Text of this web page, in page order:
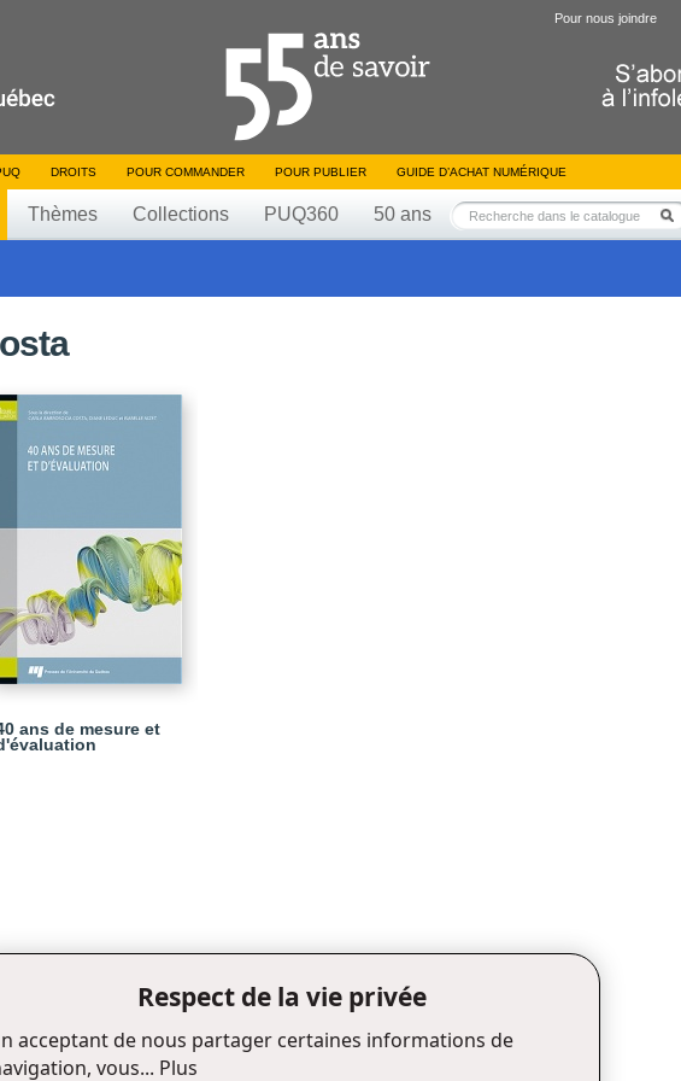
Pour nous joindre
DROITS POUR COMMANDER POUR PUBLIER GUIDE D’ACHAT NUMÉRIQUE
Thèmes Collections PUQ360 50 ans
ans de mesure et
Respect de la vie privée
acceptant de nous partager certaines informations de
vous... Plus